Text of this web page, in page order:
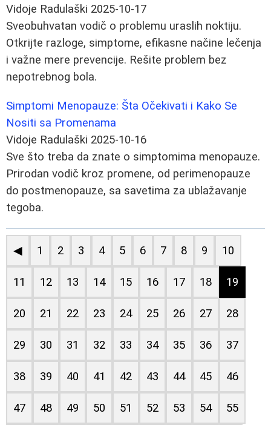
Vidoje Radulaški 2025-10-17
Sveobuhvatan vodič o problemu uraslih noktiju.
Otkrijte razloge, simptome, efikasne načine lečenja
i važne mere prevencije. Rešite problem bez
nepotrebnog bola.
Simptomi Menopauze: Šta Očekivati i Kako Se
Nositi sa Promenama
Vidoje Radulaški 2025-10-16
Sve što treba da znate o simptomima menopauze.
Prirodan vodič kroz promene, od perimenopauze
do postmenopauze, sa savetima za ublažavanje
tegoba.
◀ 1 2 3 4 5 6 7 8 9 10
11 12 13 14 15 16 17 18 19
20 21 22 23 24 25 26 27 28
29 30 31 32 33 34 35 36 37
38 39 40 41 42 43 44 45 46
47 48 49 50 51 52 53 54 55